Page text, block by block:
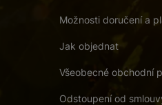
Možnosti doručení a
Jak objednat
Všeobecné obchodní
Odstoupení od